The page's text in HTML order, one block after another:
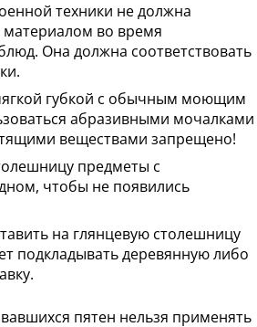
техники не должна
материалом во время
Она должна соответствовать
губкой с обычным моющим
абразивными мочалками
веществами запрещено!
предметы с
чтобы не появились
на глянцевую столешницу
подкладывать деревянную либо
пятен нельзя применять